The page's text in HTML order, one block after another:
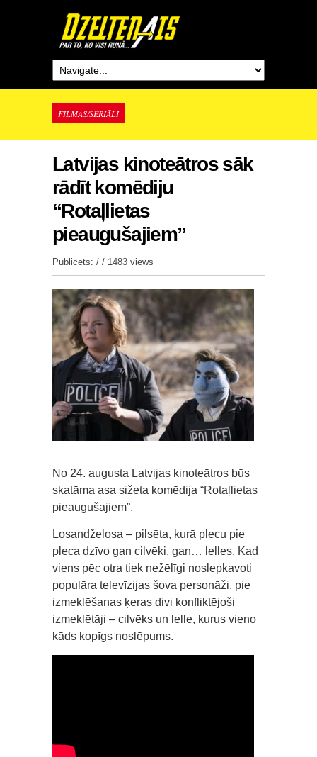
FILMAS/SERIĀLI
Latvijas kinoteātros sāk
rādīt komēdiju
“Rotaļlietas
pieaugušajiem”
Publicēts: / / 1483 views
No 24. augusta Latvijas kinoteātros būs
skatāma asa sižeta komēdija “Rotaļlietas
pieaugušajiem”.
Losandželosa – pilsēta, kurā plecu pie
pleca dzīvo gan cilvēki, gan… lelles. Kad
viens pēc otra tiek nežēlīgi noslepkavoti
populāra televīzijas šova personāži, pie
izmeklēšanas ķeras divi konfliktējoši
izmeklētāji – cilvēks un lelle, kurus vieno
kāds kopīgs noslēpums.